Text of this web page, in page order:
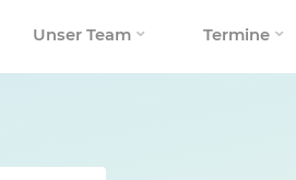
Unser Team Termine